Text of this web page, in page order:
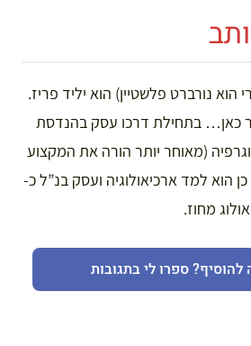
הוא נורברט פלשטיין) הוא יליד פריז.
כאן… בתחילת דרכו עסק בהנדסת
(מאוחר יותר הורה את המקצוע
הוא למד ארכיאולוגיה ועסק בנ”ל כ-
ספרו לי בתגובות